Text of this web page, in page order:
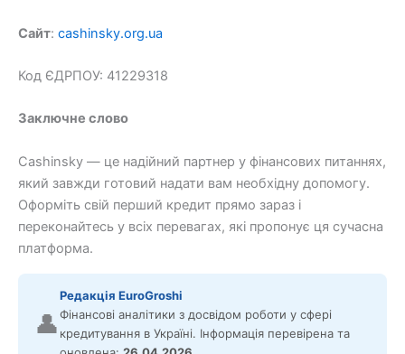
Сайт: cashinsky.org.ua
Код ЄДРПОУ: 41229318
Заключне слово
Cashinsky — це надійний партнер у фінансових питаннях,
який завжди готовий надати вам необхідну допомогу.
Оформіть свій перший кредит прямо зараз і
переконайтесь у всіх перевагах, які пропонує ця сучасна
платформа.
👤
Редакція EuroGroshi
Фінансові аналітики з досвідом роботи у сфері
кредитування в Україні. Інформація перевірена та